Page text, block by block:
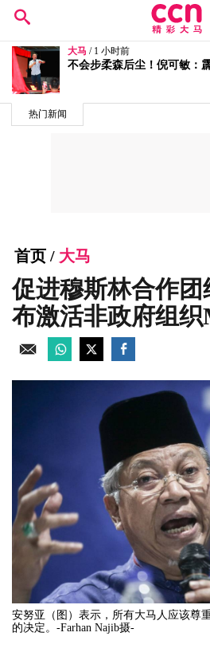
热门新闻
大马 / 2 小时前
安华接受体检及两天观察
首页 / 大马
促进穆斯林合作团
布激活非政府组
安努亚（图）表示，所有大马人应该尊
的决定。-Farhan Najib摄-